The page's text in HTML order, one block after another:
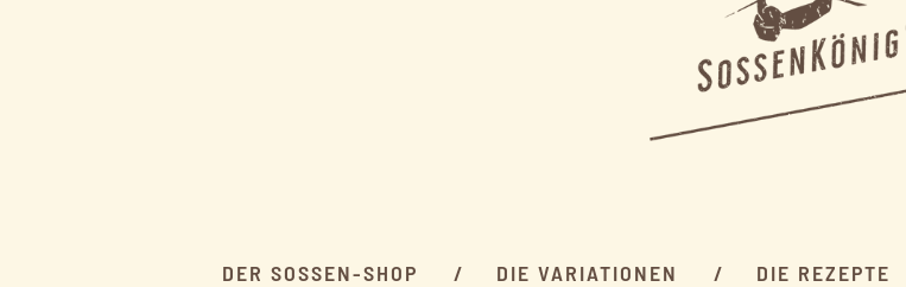
DER SOSSEN-SHOP DIE VARIATIONEN DIE REZEPTE